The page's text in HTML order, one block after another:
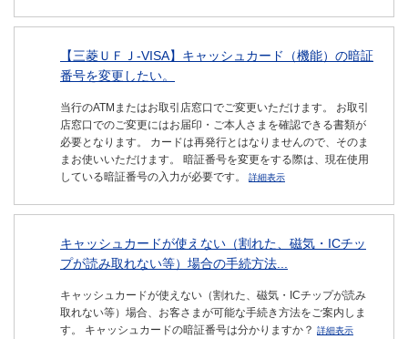
【三菱ＵＦＪ-VISA】キャッシュカード（機能）の暗証
番号を変更したい。
当行のATMまたはお取引店窓口でご変更いただけます。 お取引
店窓口でのご変更にはお届印・ご本人さまを確認できる書類が
必要となります。 カードは再発行とはなりませんので、そのま
まお使いいただけます。 暗証番号を変更をする際は、現在使用
している暗証番号の入力が必要です。
詳細表示
キャッシュカードが使えない（割れた、磁気・ICチッ
プが読み取れない等）場合の手続方法...
キャッシュカードが使えない（割れた、磁気・ICチップが読み
取れない等）場合、お客さまが可能な手続き方法をご案内しま
す。 キャッシュカードの暗証番号は分かりますか？ 詳細表示